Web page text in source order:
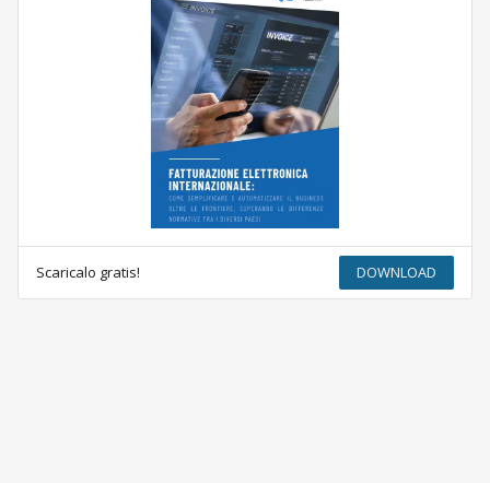
Scaricalo gratis! DOWNLOAD